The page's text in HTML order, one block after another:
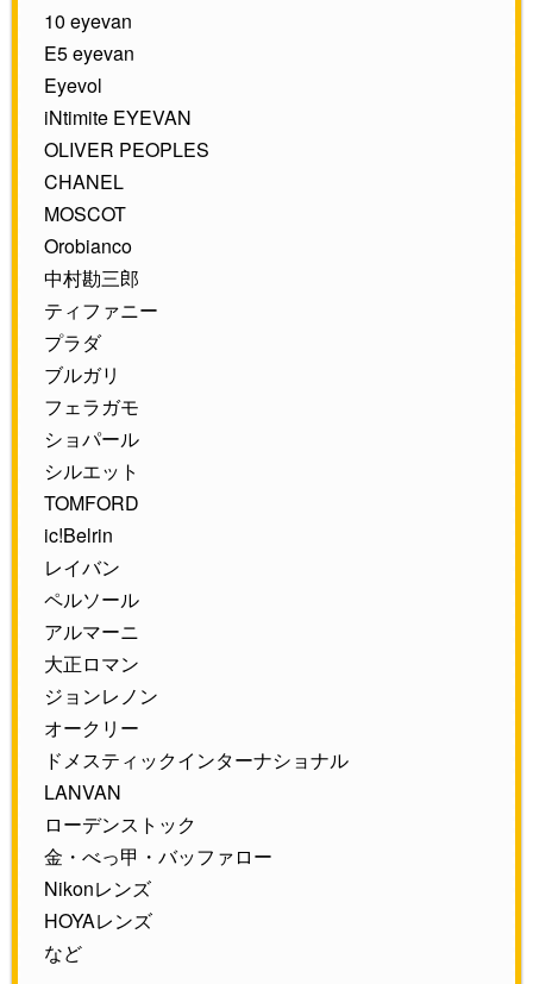
10 eyevan
E5 eyevan
Eyevol
iNtimite EYEVAN
OLIVER PEOPLES
CHANEL
MOSCOT
Orobianco
中村勘三郎
ティファニー
プラダ
ブルガリ
フェラガモ
ショパール
シルエット
TOMFORD
ic!Belrin
レイバン
ペルソール
アルマーニ
大正ロマン
ジョンレノン
オークリー
ドメスティックインターナショナル
LANVAN
ローデンストック
金・べっ甲・バッファロー
Nikonレンズ
HOYAレンズ
など